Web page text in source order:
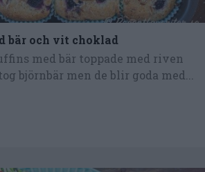
bär och vit choklad
med bär toppade med riven
björnbär men de blir goda med...